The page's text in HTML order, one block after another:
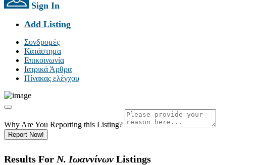
Sign In
Add Listing
Συνδρομές
Κατάστημα
Επικοινωνία
Ιατρικά Άρθρα
Πίνακας ελέγχου
Why Are You Reporting this Listing?
Report Now!
Results For Ν. Ιωαννίνων Listings